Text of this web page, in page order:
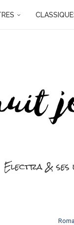
Electra & ses